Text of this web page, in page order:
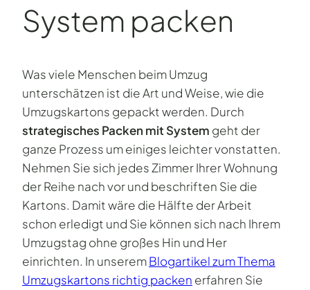
System packen
Was viele Menschen beim Umzug
unterschätzen ist die Art und Weise, wie die
Umzugskartons gepackt werden. Durch
strategisches Packen mit System geht der
ganze Prozess um einiges leichter vonstatten.
Nehmen Sie sich jedes Zimmer Ihrer Wohnung
der Reihe nach vor und beschriften Sie die
Kartons. Damit wäre die Hälfte der Arbeit
schon erledigt und Sie können sich nach Ihrem
Umzugstag ohne großes Hin und Her
einrichten. In unseremBlogartikel zum Thema
Umzugskartons richtig packen erfahren Sie